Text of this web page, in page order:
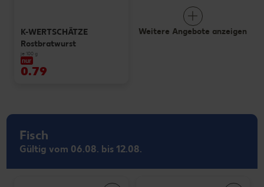
K-WERTSCHÄTZE
Rostbratwurst
je 100 g
nur
0.79
Weitere Angebote anzeigen
Fisch
Gültig vom 06.08. bis 12.08.